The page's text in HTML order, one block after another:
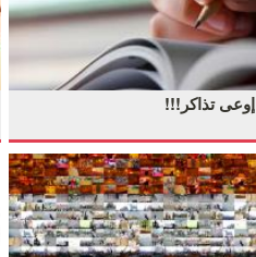
إوعى تذاكر!!!